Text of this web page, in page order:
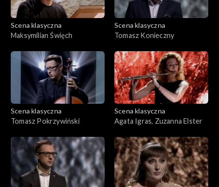
Scena klasyczna
Maksymilian Święch
Scena klasyczna
Tomasz Konieczny
Scena klasyczna
Tomasz Pokrzywiński
Scena klasyczna
Agata Igras, Zuzanna Elster